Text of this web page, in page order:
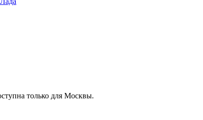
только для Москвы.